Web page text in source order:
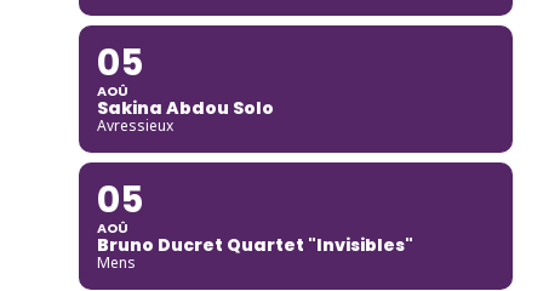
05
AOÛ
Sakina Abdou Solo
Avressieux
05
AOÛ
Bruno Ducret Quartet "Invisibles"
Mens